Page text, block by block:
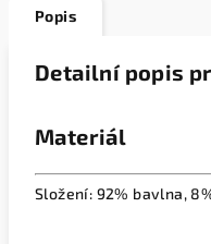
Popis
Detailní popis
Materiál
Složení: 92% bavlna,